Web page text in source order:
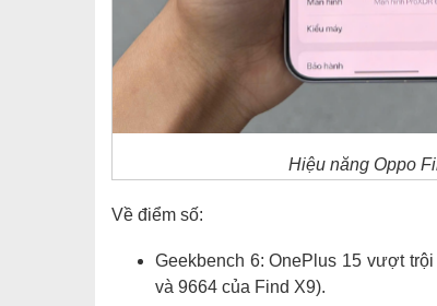
Hiệu năng Oppo
Về điểm số:
Geekbench 6: OnePlus 15 vượt
và 9664 của Find X9).